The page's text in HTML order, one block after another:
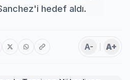
hedef aldı.
A- A+